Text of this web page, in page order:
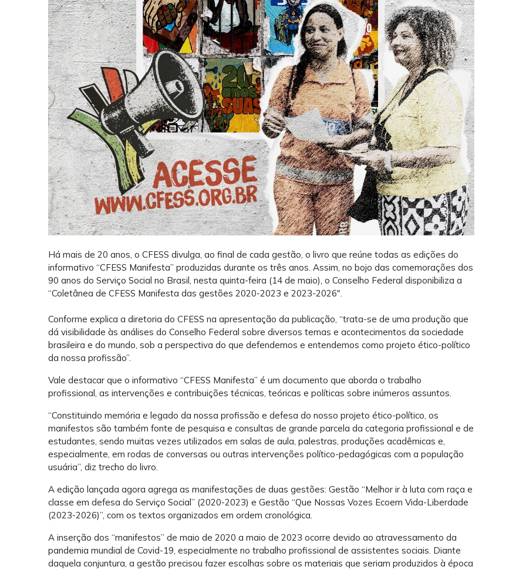
Há mais de 20 anos, o CFESS divulga, ao final de cada gestão, o livro que reúne todas as edições do
informativo “CFESS Manifesta” produzidas durante os três anos. Assim, no bojo das comemorações dos
90 anos do Serviço Social no Brasil, nesta quinta-feira (14 de maio), o Conselho Federal disponibiliza a
“Coletânea de CFESS Manifesta das gestões 2020-2023 e 2023-2026".
Conforme explica a diretoria do CFESS na apresentação da publicação, “trata-se de uma produção que
dá visibilidade às análises do Conselho Federal sobre diversos temas e acontecimentos da sociedade
brasileira e do mundo, sob a perspectiva do que defendemos e entendemos como projeto ético-político
da nossa profissão”.
Vale destacar que o informativo “CFESS Manifesta” é um documento que aborda o trabalho
profissional, as intervenções e contribuições técnicas, teóricas e políticas sobre inúmeros assuntos.
“Constituindo memória e legado da nossa profissão e defesa do nosso projeto ético-político, os
manifestos são também fonte de pesquisa e consultas de grande parcela da categoria profissional e de
estudantes, sendo muitas vezes utilizados em salas de aula, palestras, produções acadêmicas e,
especialmente, em rodas de conversas ou outras intervenções político-pedagógicas com a população
usuária”, diz trecho do livro.
A edição lançada agora agrega as manifestações de duas gestões: Gestão “Melhor ir à luta com raça e
classe em defesa do Serviço Social” (2020-2023) e Gestão “Que Nossas Vozes Ecoem Vida-Liberdade
(2023-2026)”, com os textos organizados em ordem cronológica.
A inserção dos “manifestos” de maio de 2020 a maio de 2023 ocorre devido ao atravessamento da
pandemia mundial de Covid-19, especialmente no trabalho profissional de assistentes sociais. Diante
daquela conjuntura, a gestão precisou fazer escolhas sobre os materiais que seriam produzidos à época